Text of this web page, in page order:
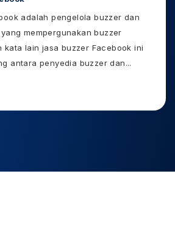
adalah pengelola buzzer dan
mempergunakan buzzer
kata lain jasa buzzer Facebook ini
antara penyedia buzzer dan...